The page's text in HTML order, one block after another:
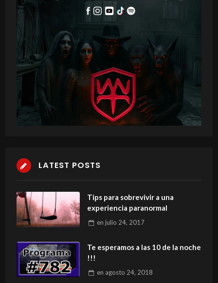
LATEST POSTS
Tips para sobrevivir a una
experiencia paranormal
en julio 24, 2017
Te esperamos a las 10 de la noche
!!!
en agosto 24, 2018